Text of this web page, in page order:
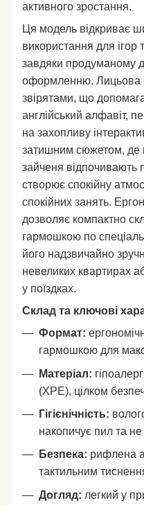
активного зростання.
Ця модель відкриває
використання для ігор
завдяки продуманому
оформленню. Лицьова
звірятами, що
англійський алфавіт,
на захопливу
затишним сюжетом, де
зайченя відпочивають
створює спокійну
спокійних занять.
дозволяє компактно
гармошкою по
його надзвичайно
невеликих квартирах
у поїздках.
Склад та ключові
Формат:
гармошкою для
Матеріал:
(XPE), цілком
Гігієнічність:
накопичує пил та
Безпека: рифлена
тактильним
Догляд: легкий у